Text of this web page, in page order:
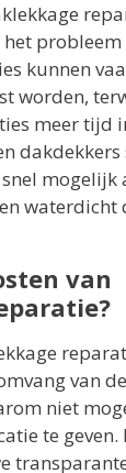
probleem
kunnen
worden,
meer tijd
mogelijk
waterdicht
van
van
niet
te geven.